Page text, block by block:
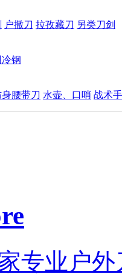
户撒刀 拉孜藏刀 另类刀剑
钢
身腰带刀 水壶、口哨 战术
专业户